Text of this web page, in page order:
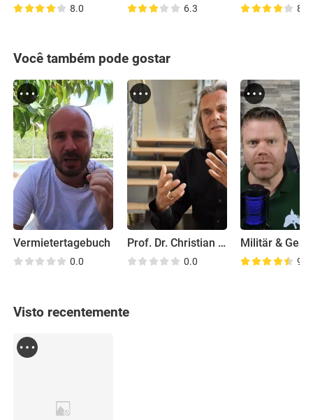
8.0 6.3 8.1
Você também pode gostar
Vermietertagebuch
0.0
Prof. Dr. Christian Rieck
0.0 9.0
Visto recentemente